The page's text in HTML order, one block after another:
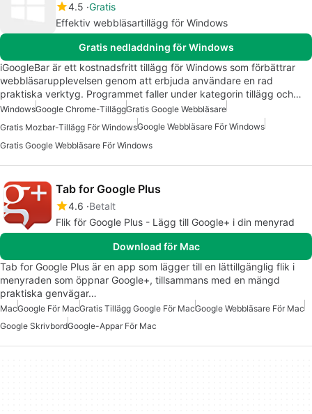
4.5 Gratis
Effektiv webbläsartillägg för Windows
Gratis nedladdning för Windows
iGoogleBar är ett kostnadsfritt tillägg för Windows som förbättrar
webbläsarupplevelsen genom att erbjuda användare en rad
praktiska verktyg. Programmet faller under kategorin tillägg och…
WindowsGoogle Chrome-TilläggGratis Google Webbläsare
Gratis Mozbar-Tillägg För WindowsGoogle Webbläsare För Windows
Gratis Google Webbläsare För Windows
Tab for Google Plus
4.6 Betalt
Flik för Google Plus - Lägg till Google+ i din menyrad
Download för Mac
Tab for Google Plus är en app som lägger till en lättillgänglig flik i
menyraden som öppnar Google+, tillsammans med en mängd
praktiska genvägar…
MacGoogle För MacGratis Tillägg Google För MacGoogle Webbläsare För Mac
Google SkrivbordGoogle-Appar För Mac